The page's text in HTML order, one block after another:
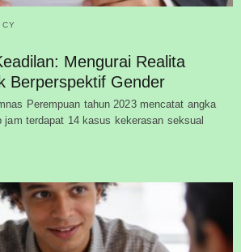
Mengurai Realita
Berperspektif Gender
Perempuan tahun 2023 mencatat angka
terdapat 14 kasus kekerasan seksual